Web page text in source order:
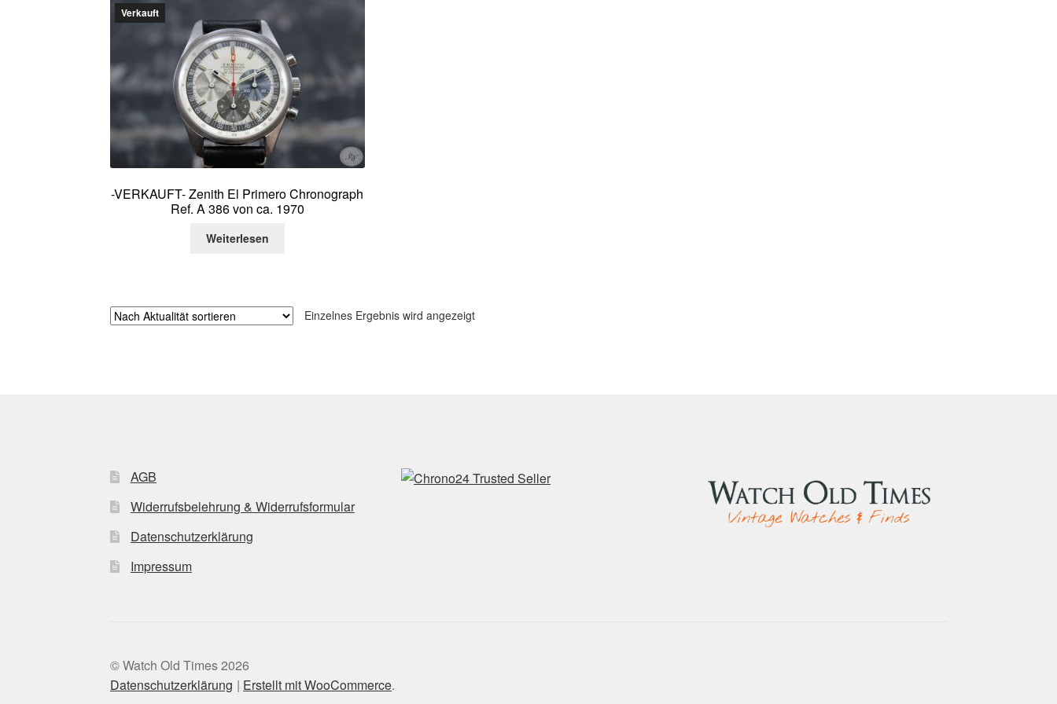
Verkauft
-VERKAUFT- Zenith El Primero Chronograph
Ref. A 386 von ca. 1970
Weiterlesen
Einzelnes Ergebnis wird angezeigt
AGB
Widerrufsbelehrung & Widerrufsformular
Datenschutzerklärung
Impressum
© Watch Old Times 2026
Datenschutzerklärung
Erstellt mit WooCommerce.